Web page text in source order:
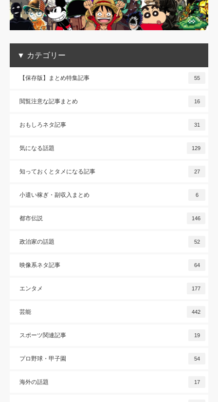
▼ カテゴリー
【保存版】まとめ特集記事 55
閲覧注意な記事まとめ 16
おもしろネタ記事 31
気になる話題 129
知っておくとタメになる記事 27
小遣い稼ぎ・副収入まとめ 6
都市伝説 146
政治家の話題 52
映像系ネタ記事 64
エンタメ 177
芸能 442
スポーツ関連記事 19
プロ野球・甲子園 54
海外の話題 17